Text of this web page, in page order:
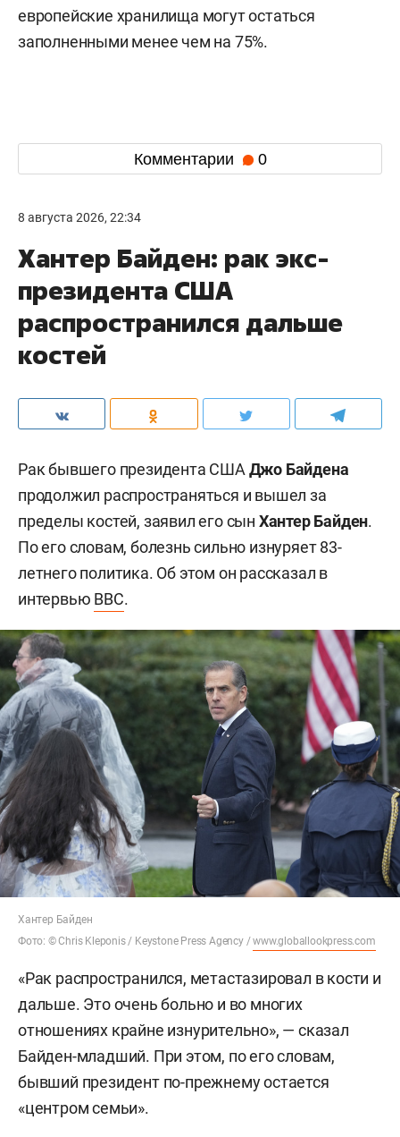
европейские хранилища могут остаться
заполненными менее чем на 75%.
Комментарии 0
8 августа 2026, 22:34
Хантер Байден: рак экс-
президента США
распространился дальше
костей
Рак бывшего президента США Джо Байдена
продолжил распространяться и вышел за
пределы костей, заявил его сын Хантер Байден.
По его словам, болезнь сильно изнуряет 83-
летнего политика. Об этом он рассказал в
интервью BBC.
Хантер Байден
Фото: © Chris Kleponis / Keystone Press Agency /www.globallookpress.com
«Рак распространился, метастазировал в кости и
дальше. Это очень больно и во многих
отношениях крайне изнурительно», — сказал
Байден-младший. При этом, по его словам,
бывший президент по-прежнему остается
«центром семьи».